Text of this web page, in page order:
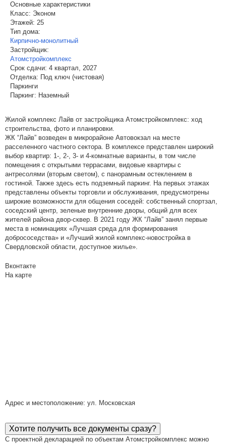
Основные характеристики
Класс: Эконом
Этажей: 25
Тип дома:
Кирпично-монолитный
Застройщик:
Атомстройкомплекс
Срок сдачи: 4 квартал, 2027
Отделка: Под ключ (чистовая)
Паркинги
Паркинг: Наземный
Жилой комплекс Лайв от застройщика Атомстройкомплекс: ход
строительства, фото и планировки.
ЖК “Лайв” возведен в микрорайоне Автовокзал на месте
расселенного частного сектора. В комплексе представлен широкий
выбор квартир: 1-, 2-, 3- и 4-комнатные варианты, в том числе
помещения с открытыми террасами, видовые квартиры с
антресолями (вторым светом), с панорамным остеклением в
гостиной. Также здесь есть подземный паркинг. На первых этажах
представлены объекты торговли и обслуживания, предусмотрены
широкие возможности для общения соседей: собственный спортзал,
соседский центр, зеленые внутренние дворы, общий для всех
жителей района двор-сквер. В 2021 году ЖК “Лайв” занял первые
места в номинациях «Лучшая среда для формирования
добрососедства» и «Лучший жилой комплекс-новостройка в
Свердловской области, доступное жилье».
Вконтакте
На карте
Адрес и местоположение: ул. Московская
Хотите получить все документы сразу?
С проектной декларацией по объектам Атомстройкомплекс можно